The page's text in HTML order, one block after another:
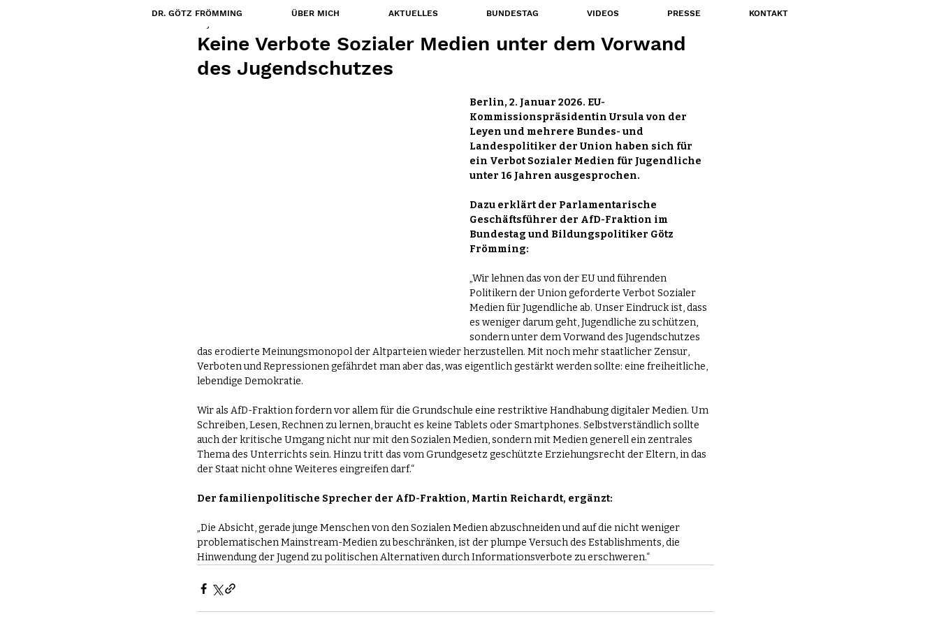
Keine Verbote Sozialer Medien unter dem Vorwand
des Jugendschutzes
Berlin, 2. Januar 2026. EU-
Kommissionspräsidentin Ursula von der
Leyen und mehrere Bundes- und
Landespolitiker der Union haben sich für
ein Verbot Sozialer Medien für Jugendliche
unter 16 Jahren ausgesprochen.
Dazu erklärt der Parlamentarische
Geschäftsführer der AfD-Fraktion im
Bundestag und Bildungspolitiker Götz
Frömming:
„Wir lehnen das von der EU und führenden
Politikern der Union geforderte Verbot Sozialer
Medien für Jugendliche ab. Unser Eindruck ist, dass
es weniger darum geht, Jugendliche zu schützen,
sondern unter dem Vorwand des Jugendschutzes
das erodierte Meinungsmonopol der Altparteien wieder herzustellen. Mit noch mehr staatlicher Zensur,
Verboten und Repressionen gefährdet man aber das, was eigentlich gestärkt werden sollte: eine freiheitliche,
lebendige Demokratie.
Wir als AfD-Fraktion fordern vor allem für die Grundschule eine restriktive Handhabung digitaler Medien. Um
Schreiben, Lesen, Rechnen zu lernen, braucht es keine Tablets oder Smartphones. Selbstverständlich sollte
auch der kritische Umgang nicht nur mit den Sozialen Medien, sondern mit Medien generell ein zentrales
Thema des Unterrichts sein. Hinzu tritt das vom Grundgesetz geschützte Erziehungsrecht der Eltern, in das
der Staat nicht ohne Weiteres eingreifen darf.“
Der familienpolitische Sprecher der AfD-Fraktion, Martin Reichardt, ergänzt:
„Die Absicht, gerade junge Menschen von den Sozialen Medien abzuschneiden und auf die nicht weniger
problematischen Mainstream-Medien zu beschränken, ist der plumpe Versuch des Establishments, die
Hinwendung der Jugend zu politischen Alternativen durch Informationsverbote zu erschweren.“
DR. GÖTZ FRÖMMING ÜBER MICH AKTUELLES BUNDESTAG VIDEOS PRESSE KONTAKT